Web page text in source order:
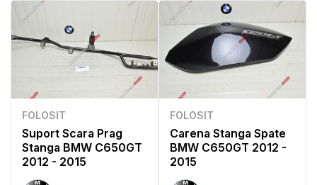
FOLOSIT
Suport Scara Prag
Stanga BMW C650GT
2012 - 2015
FOLOSIT
Carena Stanga Spate
BMW C650GT 2012 -
2015